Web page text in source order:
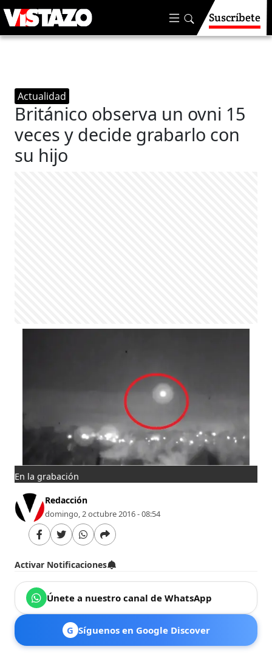
Suscríbete
Actualidad
Británico observa un ovni 15
veces y decide grabarlo con
su hijo
En la grabación
Redacción
domingo, 2 octubre 2016 - 08:54
Activar Notificaciones
Únete a nuestro canal de WhatsApp
G Síguenos en Google Discover